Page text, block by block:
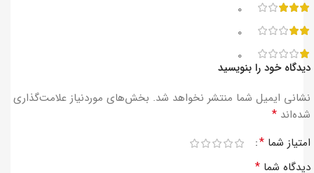
۰
۰
۰
دیدگاه خود را بنویسید
نشانی ایمیل شما منتشر نخواهد شد. بخش‌های موردنیاز علامت‌گذاری
شده‌اند *
امتیاز شما *
دیدگاه شما *